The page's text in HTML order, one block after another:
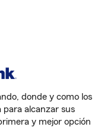
donde y como los
para alcanzar sus
y mejor opción